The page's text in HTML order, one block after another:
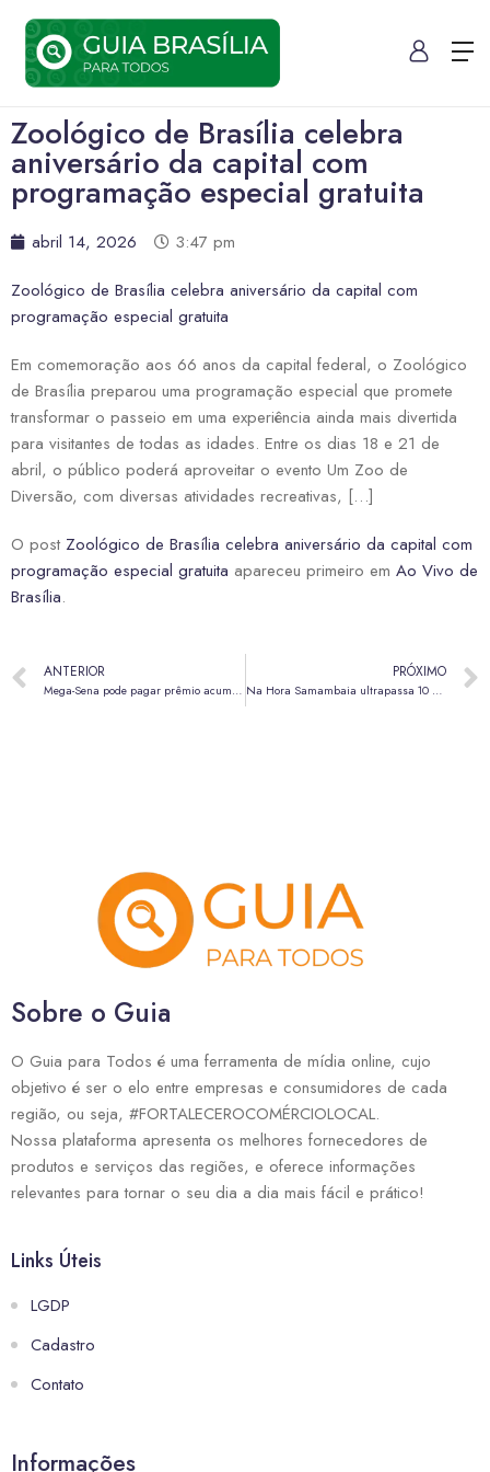
Zoológico de Brasília celebra
aniversário da capital com
programação especial gratuita
abril 14, 2026
3:47 pm
Zoológico de Brasília celebra aniversário da capital com
programação especial gratuita
Em comemoração aos 66 anos da capital federal, o Zoológico
de Brasília preparou uma programação especial que promete
transformar o passeio em uma experiência ainda mais divertida
para visitantes de todas as idades. Entre os dias 18 e 21 de
abril, o público poderá aproveitar o evento Um Zoo de
Diversão, com diversas atividades recreativas, […]
O post Zoológico de Brasília celebra aniversário da capital com
programação especial gratuita apareceu primeiro em Ao Vivo de
Brasília.
ANTERIOR
Mega-Sena pode pagar prêmio acumulado em R$ 45 milhões nesta terça-feira (14)
PRÓXIMO
Na Hora Samambaia ultrapassa 10 mil atendimentos em apenas 20 dias de funcionamento
Sobre o Guia
O Guia para Todos é uma ferramenta de mídia online, cujo
objetivo é ser o elo entre empresas e consumidores de cada
região, ou seja, #FORTALECEROCOMÉRCIOLOCAL.
Nossa plataforma apresenta os melhores fornecedores de
produtos e serviços das regiões, e oferece informações
relevantes para tornar o seu dia a dia mais fácil e prático!
Links Úteis
LGDP
Cadastro
Contato
Informações